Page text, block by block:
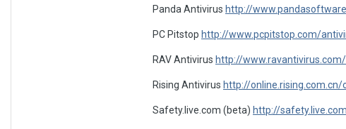
Panda Antivirus http://
PC Pitstop http://www.pcpitstop.com/
RAV Antivirus http://
Rising Antivirus http://online.rising.com.cn/
Safety.live.com (beta) http://